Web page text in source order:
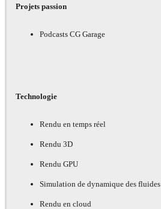
Projets passion
Podcasts CG Garage
Technologie
Rendu en temps réel
Rendu 3D
Rendu GPU
Simulation de dynamique des fluides
Rendu en cloud